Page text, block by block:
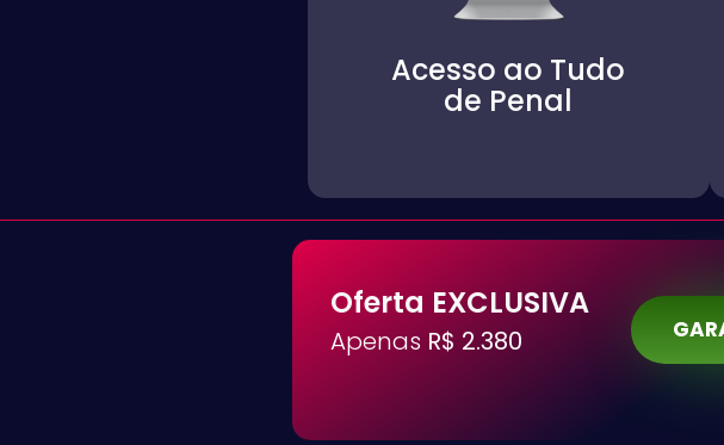
Acesso ao Tudo
de Penal
Oferta EXCLUSIVA
Apenas R$ 2.380